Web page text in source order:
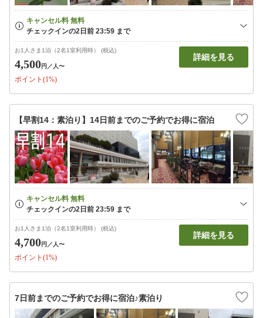
お1人さま1泊（2名1室利用時） (税込)
4,500円 ／人〜
ポイント(1%)
詳細を見る
【早割14：素泊り】14日前までのご予約でお得に宿泊
お1人さま1泊（2名1室利用時） (税込)
4,700円 ／人〜
ポイント(1%)
詳細を見る
7日前までのご予約でお得に宿泊♪素泊り